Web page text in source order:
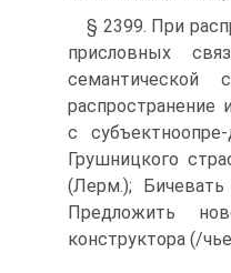
§ 2399. При
присловных
семантической
распространение
с
Грушницкого
(Лерм.);
Предложить
конструктора (/